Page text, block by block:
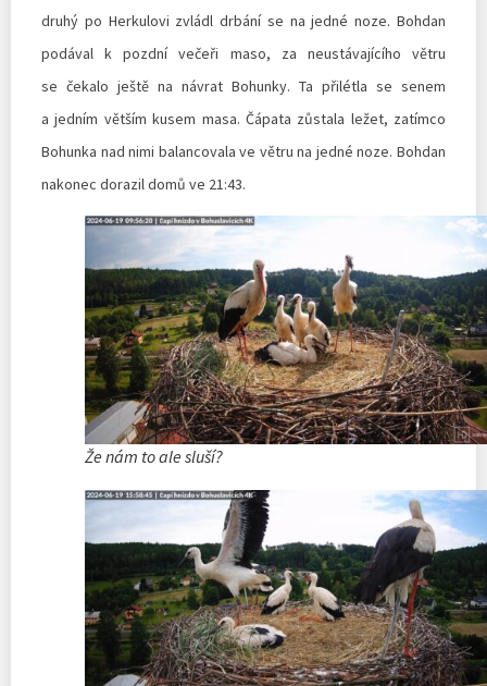
druhý po Herkulovi zvládl drbání se na jedné noze. Bohdan
podával k pozdní večeři maso, za neustávajícího větru
se čekalo ještě na návrat Bohunky. Ta přilétla se senem
a jedním větším kusem masa. Čápata zůstala ležet, zatímco
Bohunka nad nimi balancovala ve větru na jedné noze. Bohdan
nakonec dorazil domů ve 21:43.
Že nám to ale sluší?